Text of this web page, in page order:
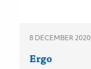
8 DECEMBER 2020
Ergo